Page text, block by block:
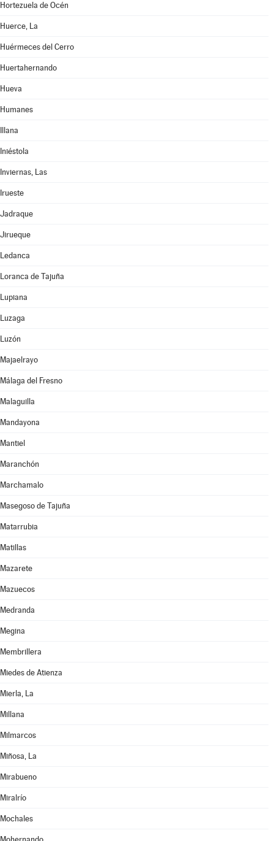
Hortezuela de Océn
Huerce, La
Huérmeces del Cerro
Huertahernando
Hueva
Humanes
Illana
Iniéstola
Inviernas, Las
Irueste
Jadraque
Jirueque
Ledanca
Loranca de Tajuña
Lupiana
Luzaga
Luzón
Majaelrayo
Málaga del Fresno
Malaguilla
Mandayona
Mantiel
Maranchón
Marchamalo
Masegoso de Tajuña
Matarrubia
Matillas
Mazarete
Mazuecos
Medranda
Megina
Membrillera
Miedes de Atienza
Mierla, La
Millana
Milmarcos
Miñosa, La
Mirabueno
Miralrío
Mochales